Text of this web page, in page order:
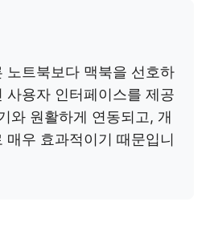
노트북보다 맥북을 선호하
사용자 인터페이스를 제공
와 원활하게 연동되고, 개
매우 효과적이기 때문입니